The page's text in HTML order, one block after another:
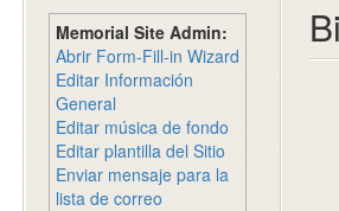
Memorial Site Admin:
Abrir Form-Fill-in Wizard
Editar Información
General
Editar música de fondo
Editar plantilla del Sitio
Enviar mensaje para la
lista de correo